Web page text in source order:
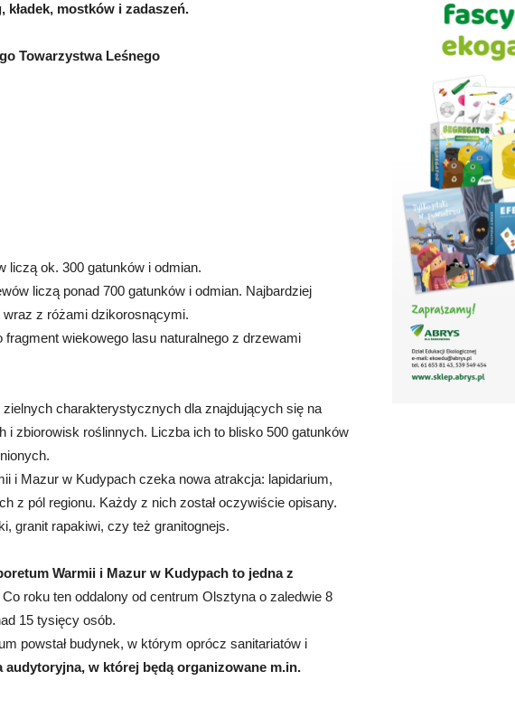
mostków i zadaszeń.
Towarzystwa Leśnego
liczą ok. 300 gatunków i odmian.
liczą ponad 700 gatunków i odmian. Najbardziej
z różami dzikorosnącymi.
wiekowego lasu naturalnego z drzewami
charakterystycznych dla znajdujących się na
i zbiorowisk roślinnych. Liczba ich to blisko 500 gatunków
i Mazur w Kudypach czeka nowa atrakcja: lapidarium,
z pól regionu. Każdy z nich został oczywiście opisany.
granit rapakiwi, czy też granitognejs.
Warmii i Mazur w Kudypach to jedna z
Co roku ten oddalony od centrum Olsztyna o zaledwie 8
15 tysięcy osób.
powstał budynek, w którym oprócz sanitariatów i
audytoryjna, w której będą organizowane m.in.